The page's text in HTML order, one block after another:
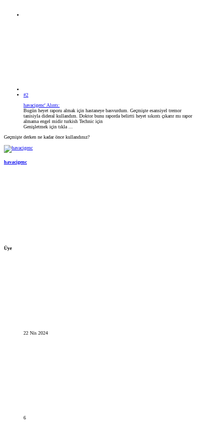
#2
havacigenc' Alıntı:
Bugün heyet raporu almak için hastaneye basvurdum. Geçmişte esansiyel tremor
tanisiyla dideral kullandım. Doktor bunu raporda belirtti heyet sıkıntı çıkarır mı rapor
almama engel midir turkish Technic için
Genişletmek için tıkla ...
Geçmişte derken ne kadar önce kullandınız?
havacigenc
Üye
22 Nis 2024
6